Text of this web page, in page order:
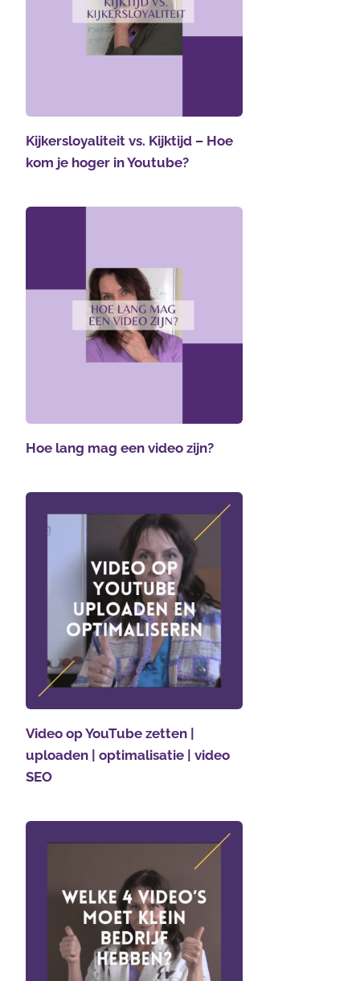
Kijkersloyaliteit vs. Kijktijd – Hoe
kom je hoger in Youtube?
Hoe lang mag een video zijn?
Video op YouTube zetten |
uploaden | optimalisatie | video
SEO